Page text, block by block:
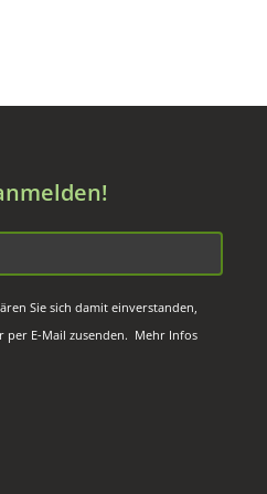
Sie sich damit einverstanden,
per E-Mail zusenden. Mehr Infos